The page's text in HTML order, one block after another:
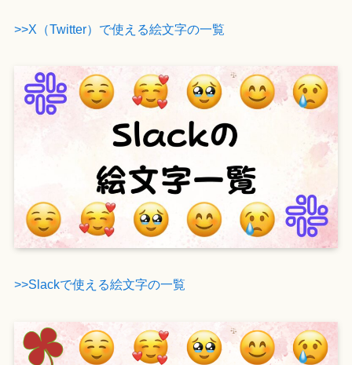
>>X（Twitter）で使える絵文字の一覧
>>Slackで使える絵文字の一覧